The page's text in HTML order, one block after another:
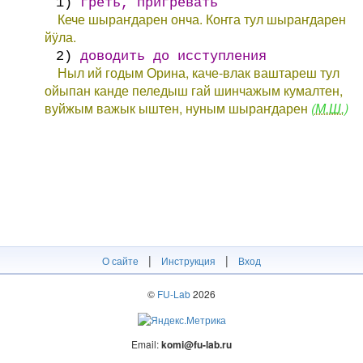
Кече шыраҥдарен онча. Коҥга тул шыраҥдарен
йӱла.
2) доводить до исступления
Ныл ий годым Орина, каче-влак ваштареш тул
ойыпан канде пеледыш гай шинчажым кумалтен,
вуйжым важык ыштен, нуным шыраҥдарен (М.Ш.)
О сайте | Инструкция | Вход
© FU-Lab2026
Email:komi@fu-lab.ru